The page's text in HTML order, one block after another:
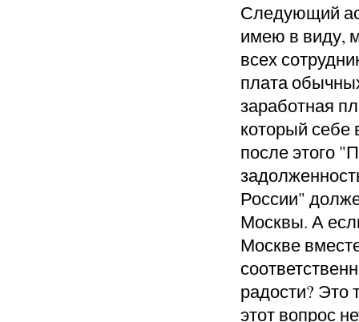
Следующий
имею в виду,
всех
плата
заработная
который
после этого
России"
Москвы. А
Москве
радости? Это
этот вопрос